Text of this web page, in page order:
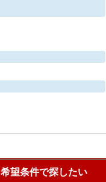
希望条件で探したい